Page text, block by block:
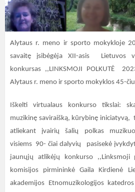
Alytaus r. meno ir sporto mokykloje
savaitę įsibėgėja XII-asis Lietuvos
konkursas ,,LINKSMOJI POLKUTĖ
Alytaus r. meno ir sporto mokyklos 45-
Iškelti virtualaus konkurso tikslai:
muzikinę saviraišką, kūrybinę
atliekant įvairių šalių polkas
visiems 90- čiai dalyvių pasisekė
jaunųjų atlikėjų konkurso ,,Linksmoji
komisijos pirmininkė Gaila Kirdienė
akademijos Etnomuzikologijos